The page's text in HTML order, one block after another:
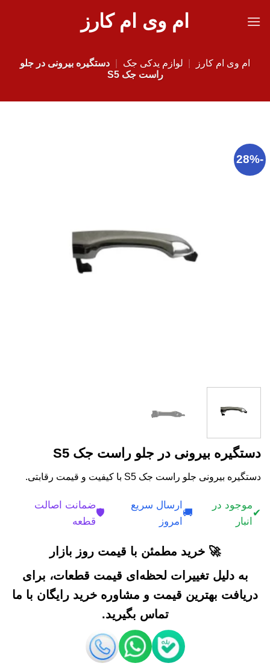
ام وی ام کارز
ام وی ام کارز لوازم یدکی جک
دستگیره بیرونی در جلو
راست جک S5
-28%
دستگیره بیرونی در جلو راست جک S5
دستگیره بیرونی جلو راست جک S5 با کیفیت و قیمت رقابتی.
✔
موجود در
انبار
🚚
ارسال سریع
امروز
🛡️
ضمانت اصالت
قطعه
🚀 خرید مطمئن با قیمت روز بازار
به دلیل تغییرات لحظه‌ای قیمت قطعات، برای
دریافت بهترین قیمت و مشاوره خرید رایگان با ما
تماس بگیرید.